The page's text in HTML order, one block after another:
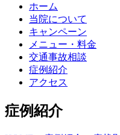
ホーム
当院について
キャンペーン
メニュー・料金
交通事故相談
症例紹介
アクセス
症例紹介